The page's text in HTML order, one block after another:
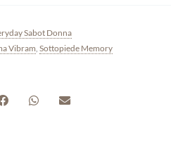
Sabot Donna
Vibram Sottopiede Memory